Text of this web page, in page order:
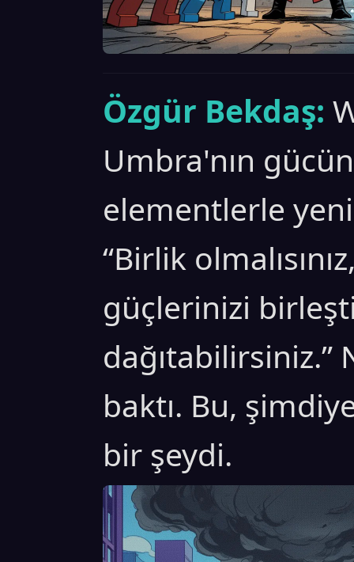
Özgür Bekdaş:
Umbra'nın
elementlerle
“Birlik
güçlerinizi
baktı. Bu,
bir şeydi.